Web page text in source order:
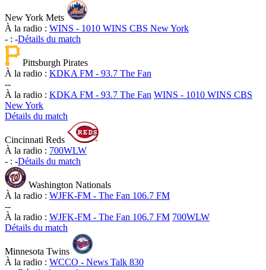
New York Mets
À la radio : WINS - 1010 WINS CBS New York
- : -Détails du match
Pittsburgh Pirates
À la radio : KDKA FM - 93.7 The Fan
--
À la radio : KDKA FM - 93.7 The Fan WINS - 1010 WINS CBS
New York
Détails du match
Cincinnati Reds
À la radio : 700WLW
- : -Détails du match
Washington Nationals
À la radio : WJFK-FM - The Fan 106.7 FM
--
À la radio : WJFK-FM - The Fan 106.7 FM 700WLW
Détails du match
Minnesota Twins
À la radio : WCCO - News Talk 830